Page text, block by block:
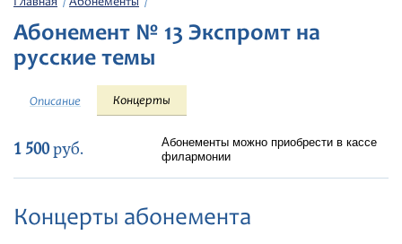
Афиша
Фестивали
Абонементы
Главная Абонементы
Абонемент № 13 Экспромт на
русские темы
Описание Концерты
1 500руб.
Абонементы можно приобрести в кассе
филармонии
Концерты абонемента